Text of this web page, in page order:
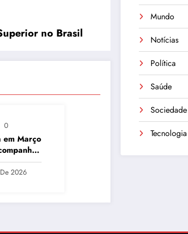
no Brasil
0
em Março
2026
Mundo
Notícias
Política
Saúde
Tecnologia